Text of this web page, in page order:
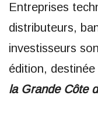
Entreprises
distributeurs,
investisseurs
édition,
la Grande Côte